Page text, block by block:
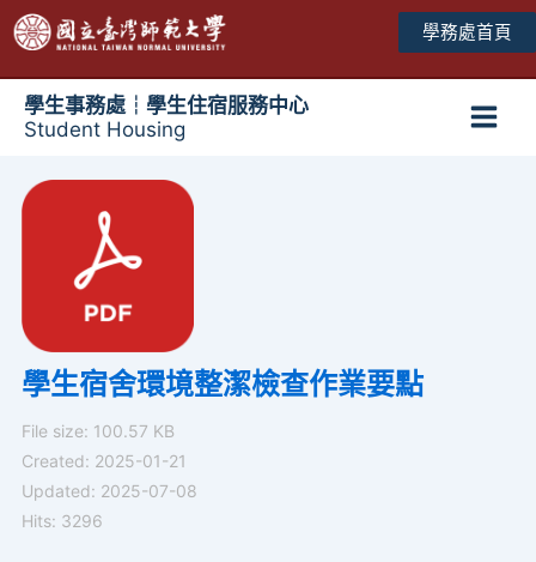
至
學務處首頁
學生事務處┆學生住宿服務中心
Student Housing
學生宿舍環境整潔檢查作業要點
File size: 100.57 KB
Created: 2025-01-21
Updated: 2025-07-08
Hits: 3296